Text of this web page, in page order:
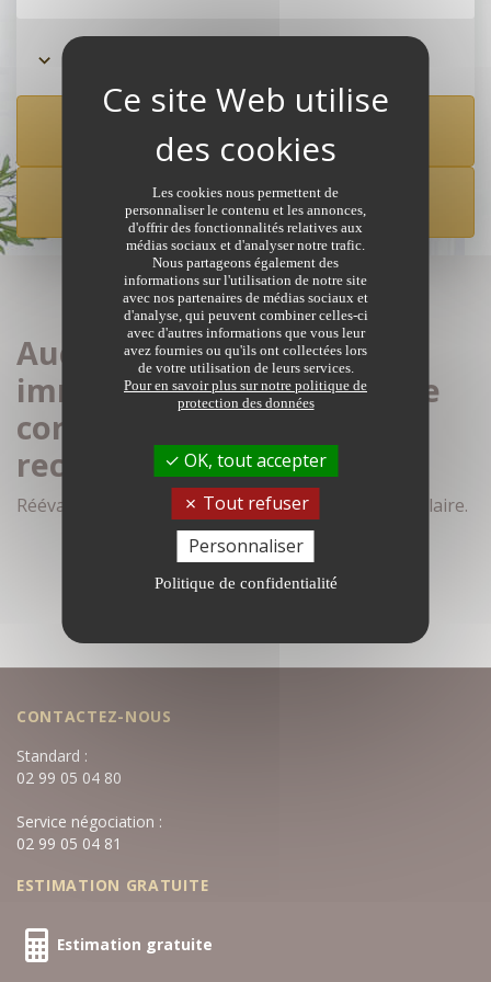
CRÉER UNE ALERTE
Aucune annonce
immobilière de notaires ne
correspond à votre
recherche
Réévaluez vos critères de recherche dans le formulaire.
CONTACTEZ-NOUS
Standard :
02 99 05 04 80
Service négociation :
02 99 05 04 81
ESTIMATION GRATUITE
Estimation gratuite
Les cookies nous permettent de
personnaliser le contenu et les annonces,
d'offrir des fonctionnalités relatives aux
médias sociaux et d'analyser notre trafic.
Nous partageons également des
informations sur l'utilisation de notre site
avec nos partenaires de médias sociaux et
d'analyse, qui peuvent combiner celles-ci
avec d'autres informations que vous leur
avez fournies ou qu'ils ont collectées lors
de votre utilisation de leurs services.
Pour en savoir plus sur notre politique de
protection des données
OK, tout accepter
Tout refuser
Personnaliser
Politique de confidentialité